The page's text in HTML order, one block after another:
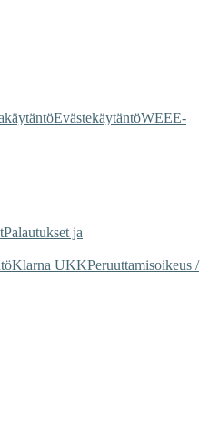
EvästekäytäntöWEEE-
Palautukset ja
Klarna UKKPeruuttamisoikeus /